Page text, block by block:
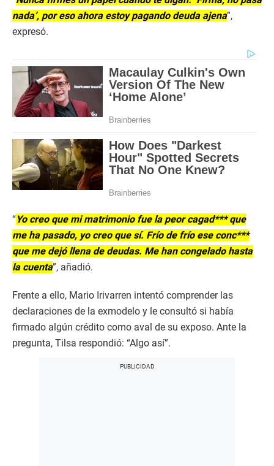
nada’, por eso ahora estoy pagando deuda ajena”,
expresó.
“Yo creo que mi matrimonio fue la peor cagad*** que
me ha pasado, yo creo que sí. Frío de frío ese conc***
que me dejó llena de deudas. Me han congelado hasta
la cuenta”, añadió.
Frente a ello, Mario Irivarren intentó comprender las
declaraciones de la exmodelo y le consultó si había
firmado algún crédito como aval de su exposo. Ante la
pregunta, Tilsa respondió: “Algo así”.